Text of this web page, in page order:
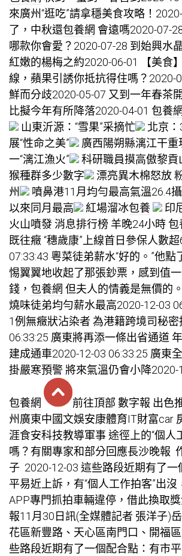
來廣州“逛吃”請拿穩美食攻略！
了，中秋還包養網 會遠嗎2020-07-
哪款你會愛？2020-07-28 到始興水
紅嫩的楊梅之約2020-06-01 【美食
線，蘋果引誘你抵抗得住嗎？2020-
鮮而分歧2020-05-07 又到一年春茶
比擬今年有所降落2020-04-01 包養網
山東沂源：“雪果”采摘忙
北京
展“性命之美”
廣西陽朔縣漓江干重
一“漓江漁火”
科研職員摸高傲黎貢
猴種群多少數字
漂亮異木棉怒放
州
噴鼻港11月均勻最高氣溫26.4
以來同月最高
紅場溜冰包養
印
火山噴發 消息排行榜 羊晚24小時包
既往癥 “穗歲康”上線首日參保人數
07:33:43 粵菜徒弟薪水“好的。”他
惕翼翼地收起了那張鈔票，感到值
錢， 包養網 但夫人的情義是無價的
燒味徒弟均勻薪水最高2020-12-03
1例無癥狀沾染者 為港籍跨境司秘密
06:33:25 廣東將再添一條出省通道
建成通車2020-12-03 06:33:25 廣東
掛嚴寒預警 將來氣溫仍會小降2020-
包養網
前往頂部 數字報 出色
州廣東中國文娛安康體育IT財富car
涯食安科技教導軍事 途徑上的“個人
嗎？有關專家和部分回應長沙晚報
子 2020-12-03 這些路段近期有了一
平易近上訴，有“個人工作拍客”出沒
APP專門抓拍車輛違停，借此換取
報11月30日訊(全媒體記者 張洋子)
花區新豐路、天心區南門口、開福
些路段近期有了一個配合點：有市